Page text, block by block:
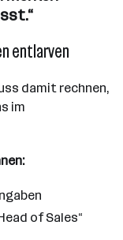
entlarven
damit rechnen,
im
of Sales“